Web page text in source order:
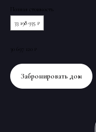
Полная стоимость
33 198 935 ₽
30 697 120 ₽
Забронировать дом